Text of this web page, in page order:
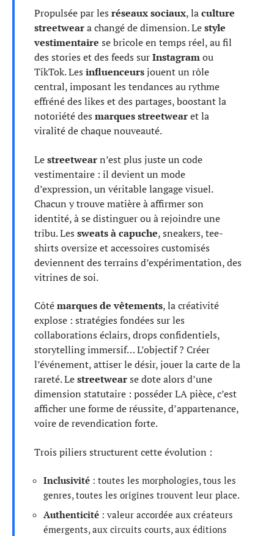
Propulsée par les réseaux sociaux, laculture
streetweara changé de dimension. Lestyle
vestimentaire se bricole en temps réel, au fil
des stories et des feeds surInstagramou
TikTok. Les influenceursjouent un rôle
central, imposant les tendances au rythme
effréné des likes et des partages, boostant la
notoriété des marques streetwearet la
viralité de chaque nouveauté.
Lestreetwearn’est plus juste un code
vestimentaire : il devient un mode
d’expression, un véritable langage visuel.
Chacun y trouve matière à affirmer son
identité, à se distinguer ou à rejoindre une
tribu. Les sweats à capuche, sneakers, tee-
shirts oversize et accessoires customisés
deviennent des terrains d’expérimentation, des
vitrines de soi.
Côtémarques de vêtements, la créativité
explose : stratégies fondées sur les
collaborations éclairs, drops confidentiels,
storytelling immersif… L’objectif ? Créer
l’événement, attiser le désir, jouer la carte de la
rareté. Lestreetwearse dote alors d’une
dimension statutaire : posséder LA pièce, c’est
afficher une forme de réussite, d’appartenance,
voire de revendication forte.
Trois piliers structurent cette évolution :
Inclusivité : toutes les morphologies, tous les
genres, toutes les origines trouvent leur place.
Authenticité : valeur accordée aux créateurs
émergents, aux circuits courts, aux éditions